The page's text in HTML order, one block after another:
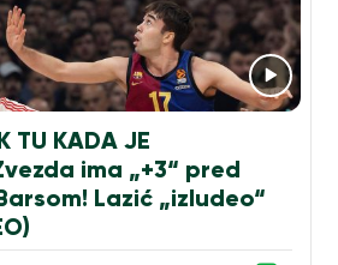
TU KADA JE
ima „+3“ pred
Lazić „izludeo“